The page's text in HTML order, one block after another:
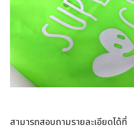
สามารถสอบถามรายละเอียดได้ที่